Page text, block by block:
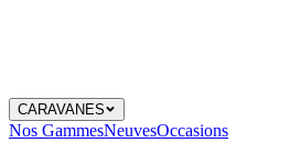
CARAVANES
Nos GammesNeuvesOccasions